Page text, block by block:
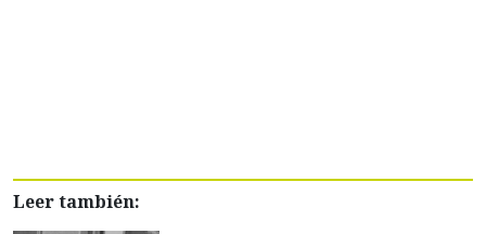
Leer también: